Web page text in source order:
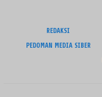
REDAKSI
PEDOMAN MEDIA SIBER